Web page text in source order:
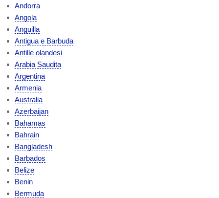
Andorra
Angola
Anguilla
Antigua e Barbuda
Antille olandesi
Arabia Saudita
Argentina
Armenia
Australia
Azerbaijan
Bahamas
Bahrain
Bangladesh
Barbados
Belize
Benin
Bermuda